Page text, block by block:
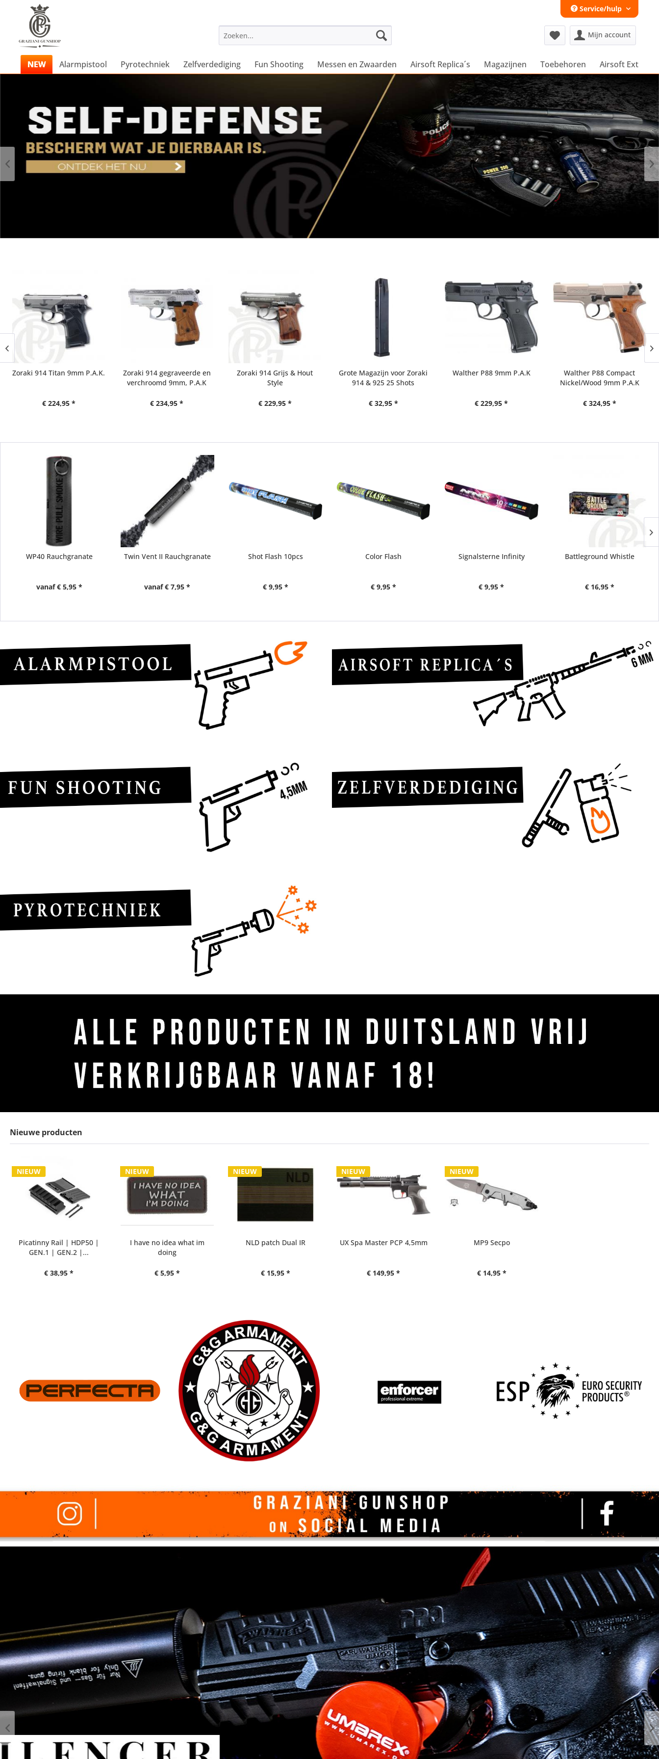
Service/hulp
Mijn account
NEW Alarmpistool Pyrotechniek Zelfverdediging Fun Shooting Messen en Zwaarden Airsoft Replica´s Magazijnen Toebehoren Airsoft Extra´s
Nieuwe producten
NIEUW
Picatinny Rail | HDP50 |
GEN.1 | GEN.2 |...
€ 38,95 *
NIEUW
I have no idea what im
doing
€ 5,95 *
NIEUW
NLD patch Dual IR
€ 15,95 *
NIEUW
UX Spa Master PCP 4,5mm
€ 149,95 *
NIEUW
MP9 Secpo
€ 14,95 *
WP40 Rauchgranate
vanaf € 5,95 *
Twin Vent II Rauchgranate
vanaf € 7,95 *
Shot Flash 10pcs
€ 9,95 *
Color Flash
€ 9,95 *
Signalsterne Infinity
€ 9,95 *
Battleground Whistle
€ 16,95 *
Zoraki 914 gegraveerde en
€ 234,95 *
Zoraki 914 Grijs & Hout
Style
€ 229,95 *
Grote Magazijn voor Zoraki
914 & 925 25 Shots
€ 32,95 *
Walther P88 9mm P.A.K
€ 229,95 *
Walther P88 Compact
€ 324,95 *
Enforcer expandable Baton
Karbon 22"
€ 39,95 *